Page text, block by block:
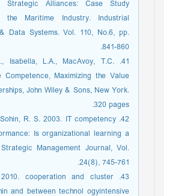
Strategic Alliances: Case Study
the Maritime Industry. Industrial
Data Systems. Vol. 110, No.6, pp.
841-860.
Isabella, L.A., MacAvoy, T.C.
Competence, Maximizing the Value
John Wiley & Sons, New York.
320 pages.
Sohin, R. S. 2003. IT competency
Is organizational learning a
Management Journal, Vol.
24(8), 745-761.
2010. cooperation and cluster
and between technol ogyintensive